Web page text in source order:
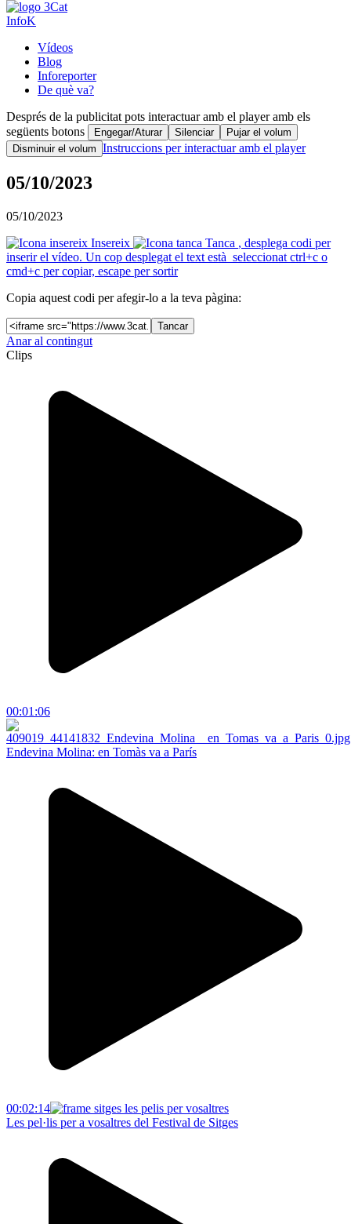
InfoK
Vídeos
Blog
Inforeporter
De què va?
Després de la publicitat pots interactuar amb el player amb els
següents botons
Engegar/Aturar Silenciar
Pujar el volum
Disminuir el volum Instruccions per interactuar amb el player
05/10/2023
05/10/2023
Insereix
Tanca , desplega codi per
inserir el vídeo. Un cop desplegat el text està seleccionat ctrl+c o
cmd+c per copiar, escape per sortir
Copia aquest codi per afegir-lo a la teva pàgina:
Tancar
Anar al contingut
Clips
00:01:06
Endevina Molina: en Tomàs va a París
00:02:14
Les pel·lis per a vosaltres del Festival de Sitges